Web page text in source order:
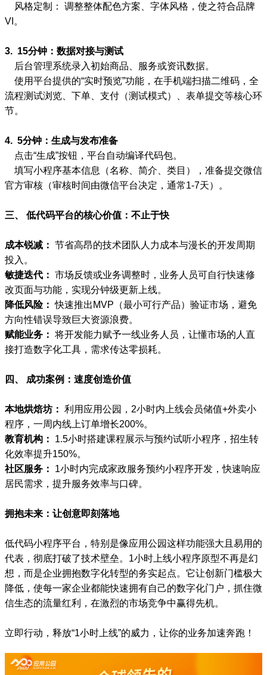
风格定制： 调整整体配色方案、字体风格，使之符合品牌
VI。
3. 15分钟：数据对接与测试
后台管理系统录入初始商品、服务或资讯数据。
使用平台提供的“实时预览”功能，在手机端扫描二维码，全
流程测试浏览、下单、支付（测试模式）、表单提交等核心环
节。
4. 5分钟：生成与发布准备
点击“生成”按钮，平台自动编译代码包。
填写小程序基本信息（名称、简介、类目），准备提交微信
官方审核（审核时间由微信平台决定，通常1-7天）。
三、 低代码平台的核心价值：不止于快
成本锐减： 节省高昂的技术团队人力成本与漫长的开发周期
投入。
敏捷迭代： 市场反馈或业务调整时，业务人员可自行快速修
改页面与功能，实现分钟级更新上线。
降低风险： 快速推出MVP（最小可行产品）验证市场，避免
方向性错误导致巨大资源浪费。
赋能业务： 将开发能力赋予一线业务人员，让懂市场的人直
接打造数字化工具，需求传达零损耗。
四、 成功案例：速度创造价值
本地烘焙坊： 利用应用公园，2小时内上线会员储值+外卖小
程序，一周内线上订单增长200%。
教育机构：
1.5小时搭建课程展示与预约试听小程序，招生转
化效率提升150%。
社区服务：
1小时内完成家政服务预约小程序开发，快速响应
居民需求，提升服务效率与口碑。
拥抱未来：让创意即刻落地
低代码小程序平台，特别是像应用公园这样功能强大且易用的
代表，彻底打破了技术壁垒。1小时上线小程序原型不再是幻
想，而是企业拥抱数字化转型的务实起点。它让创新门槛极大
降低，使每一家企业都能快速拥有自己的数字化门户，抓住微
信生态的流量红利，在激烈的市场竞争中赢得先机。
立即行动，释放“1小时上线”的威力，让你的业务加速奔跑！